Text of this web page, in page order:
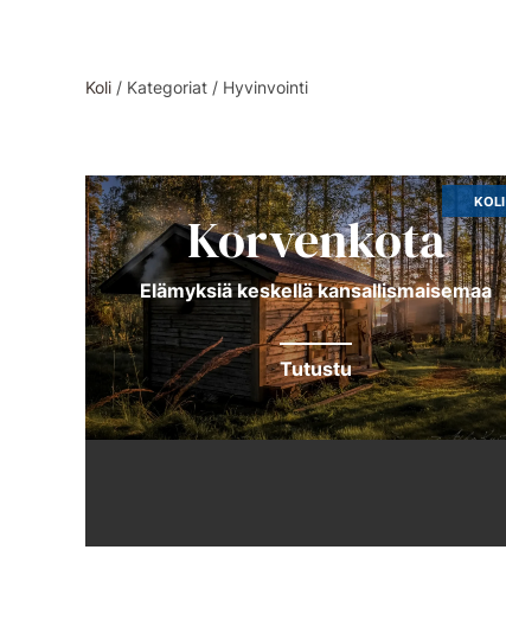
Koli / Kategoriat / Hyvinvointi
KOLI
Korvenkota
Elä­myk­siä kes­kel­lä kan­sal­lis­mai­se­maa
Tutustu